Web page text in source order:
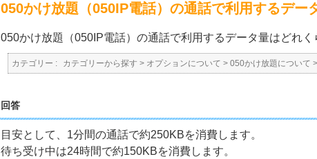
050かけ放題（050IP電話）の通話で利用するデー
050かけ放題（050IP電話）の通話で利用するデータ量はどれく
カテゴリー : カテゴリーから探す > オプションについて > 050かけ放題について >
回答
目安として、1分間の通話で約250KBを消費します。
待ち受け中は24時間で約150KBを消費します。